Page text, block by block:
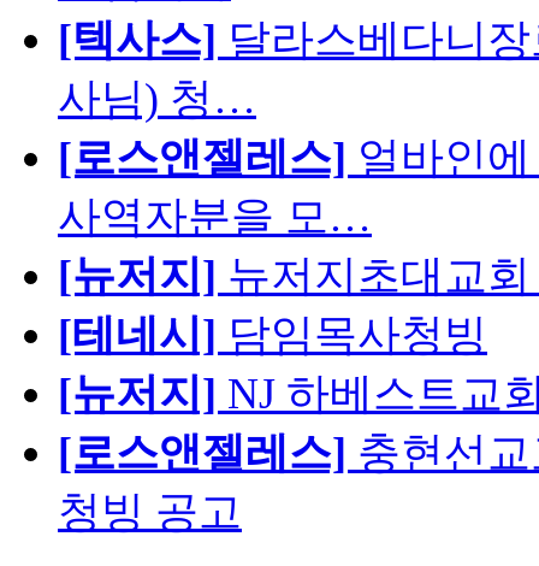
[텍사스] 달라스베다니
사님) 청…
[로스앤젤레스] 얼바인
사역자분을 모…
[뉴저지] 뉴저지초대교
[테네시] 담임목사청빙
[뉴저지] NJ 하베스트교
[로스앤젤레스] 충현선
청빙 공고